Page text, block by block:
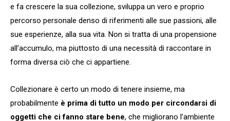
e fa crescere la sua collezione, sviluppa un vero e proprio
percorso personale denso di riferimenti alle sue passioni, alle
sue esperienze, alla sua vita. Non si tratta di una propensione
all’accumulo, ma piuttosto di una necessità di raccontare in
forma diversa ciò che ci appartiene.
Collezionare è certo un modo di tenere insieme, ma
probabilmente è prima di tutto un modo per circondarsi di
oggetti che ci fanno stare bene, che migliorano l’ambiente